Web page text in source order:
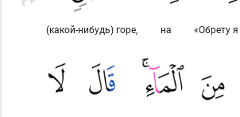
«Обрету
на
(какой-нибудь) горе,